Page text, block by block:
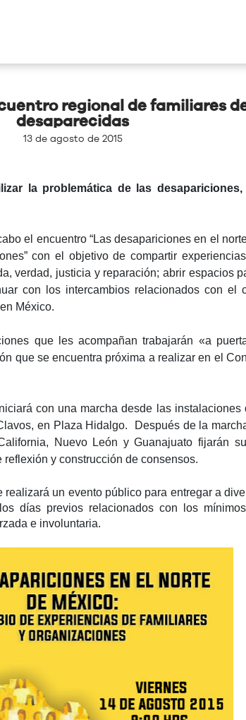
regional de familiares
desaparecidas
13 de agosto de 2015
la problemática de las
el encuentro “Las desapariciones en el
con el objetivo de compartir
verdad, justicia y reparación; abrir espacios
con los intercambios relacionados con el
México.
que les acompañan trabajarán «a
que se encuentra próxima a realizar en el
con una marcha desde las instalaciones
en Plaza Hidalgo. Después de la
Nuevo León y Guanajuato fijarán
y construcción de consensos.
un evento público para entregar a
días previos relacionados con los
e involuntaria.